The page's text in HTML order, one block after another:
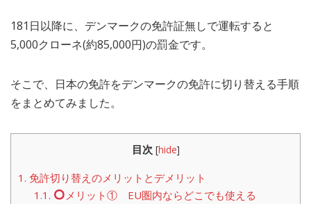
ABOUT US- サイトについて
181日以降に、デンマークの免許証無しで運転すると
5,000クローネ(約85,000円)の罰金です。
そこで、日本の免許をデンマークの免許に切り替える手順
をまとめてみました。
目次 [hide]
1. 免許切り替えのメリットとデメリット
1.1.
メリット① EU圏内ならどこでも使える